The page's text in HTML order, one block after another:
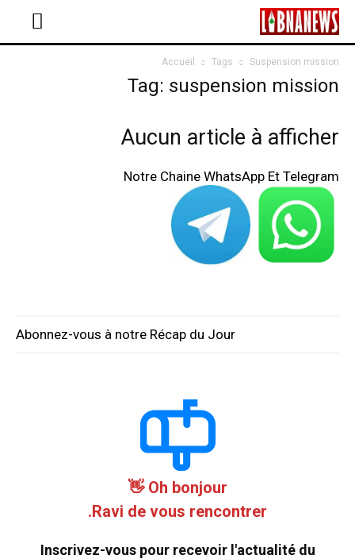
Accueil Tags Suspension mission
Tag: suspension mission
Aucun article à afficher
Notre Chaine WhatsApp Et Telegram
Abonnez-vous à notre Récap du Jour
Oh bonjour 👋
Ravi de vous rencontrer.
Inscrivez-vous pour recevoir l'actualité du